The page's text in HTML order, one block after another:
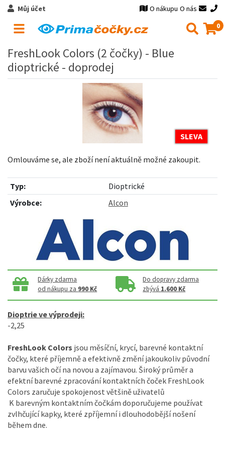
Můj účet O nákupu O nás
0
FreshLook Colors (2 čočky) - Blue
dioptrické - doprodej
SLEVA
Omlouváme se, ale zboží není aktuálně možné zakoupit.
Typ:
Dioptrické
Výrobce:
Alcon
Dárky zdarma
od nákupu za 990 Kč
Do dopravy zdarma
zbývá 1.600 Kč
Dioptrie ve výprodeji:
-2,25
FreshLook Colors jsou měsíční, krycí, barevné kontaktní
čočky, které příjemně a efektivně změní jakoukoliv původní
barvu vašich očí na novou a zajímavou. Široký průměr a
efektní barevné zpracování kontaktních čoček FreshLook
Colors zaručuje spokojenost většině uživatelů
K barevným kontaktním čočkám doporučujeme používat
zvlhčující kapky, které zpříjemní i dlouhodobější nošení
během dne.